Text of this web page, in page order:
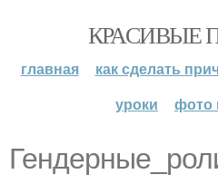
КРАСИВЫЕ
главная как сделать
уроки
фото